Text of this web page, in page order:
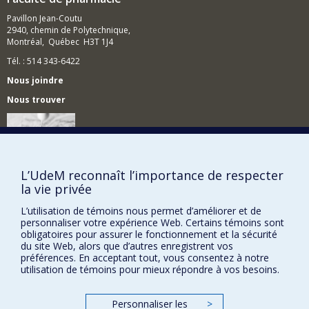
signalétique)
Principaux projets de recherche
Étude des déubiquitinases de la voie bCat-WNT
dans le cancer colorectal
Utilisation de l'édition génétique afin
de régénérer la capacité des cellules stromales
mésenchymateuses et leur utilisation en thérapie
cellulaire
Pavillon Jean-Coutu
2940, chemin de Polytechnique,
Montréal, Québec H3T 1J4
Tél. : 514 343-6422
Nous joindre
Nous trouver
Plan du site
L’UdeM reconnaît l’importance de respecter
la vie privée
L’utilisation de témoins nous permet d’améliorer et de
personnaliser votre expérience Web. Certains témoins sont
obligatoires pour assurer le fonctionnement et la sécurité
du site Web, alors que d’autres enregistrent vos
préférences. En acceptant tout, vous consentez à notre
utilisation de témoins pour mieux répondre à vos besoins.
Personnaliser les >